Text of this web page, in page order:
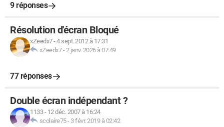
9 réponses
Résolution d'écran Bloqué
xZeedx7-4 sept. 2012 à 17:31
xZeedx7-2 janv. 2026 à 07:49
77 réponses
Double écran indépendant ?
1133- 12 déc. 2007 à 16:24
scolaire75- 3 févr. 2019 à 02:42